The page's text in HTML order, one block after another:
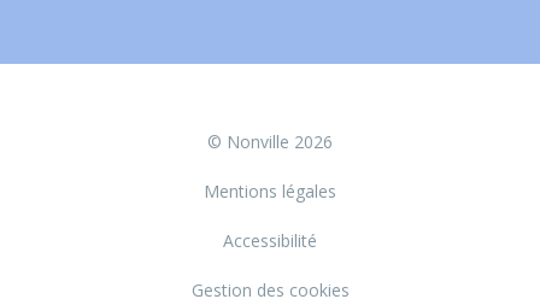
© Nonville 2026
Mentions légales
Accessibilité
Gestion des cookies